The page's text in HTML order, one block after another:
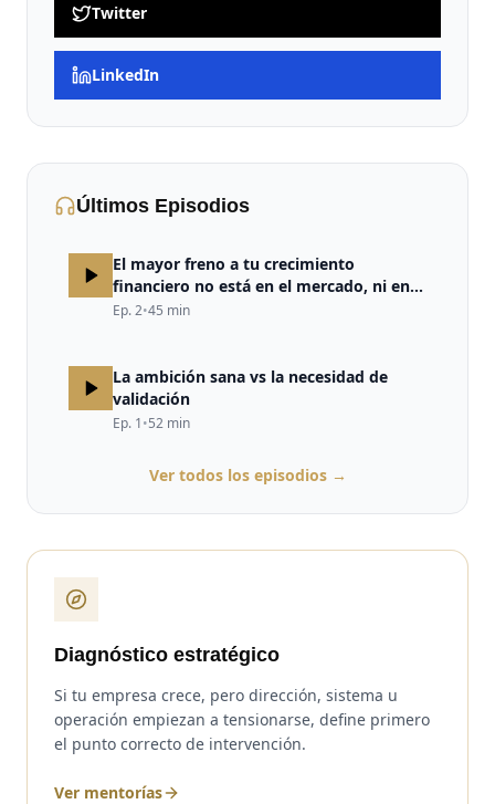
Twitter
LinkedIn
Últimos Episodios
El mayor freno a tu crecimiento
financiero no está en el mercado, ni en
la estrategia, ni en la falta de
Ep.2•45 min
La ambición sana vs la necesidad de
validación
Ep. 1•52 min
Ver todos los episodios →
Diagnóstico estratégico
Si tu empresa crece, pero dirección, sistema u
operación empiezan a tensionarse, define primero
el punto correcto de intervención.
Ver mentorías